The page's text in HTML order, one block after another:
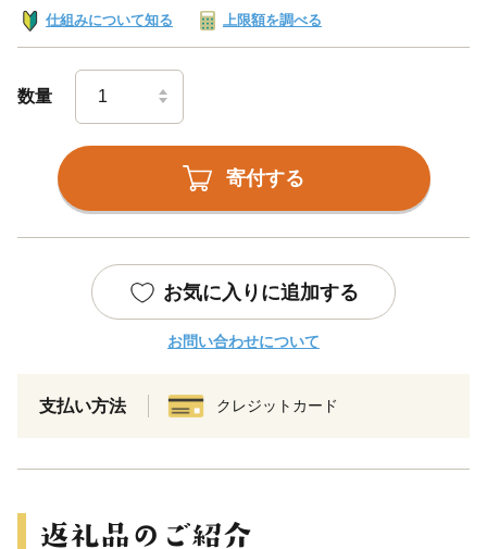
仕組みについて知る 上限額を調べる
数量
寄付する
お気に入りに追加する
お問い合わせについて
支払い方法 クレジットカード